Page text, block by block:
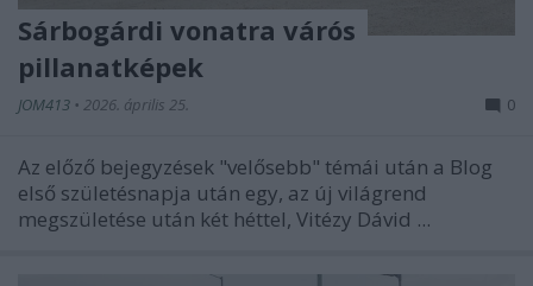
Sárbogárdi vonatra várós
pillanatképek
JOM413 • 2026. április 25. 0
Az előző bejegyzések "velősebb" témái után a Blog
első születésnapja után egy, az új világrend
megszületése után két héttel, Vitézy Dávid ...